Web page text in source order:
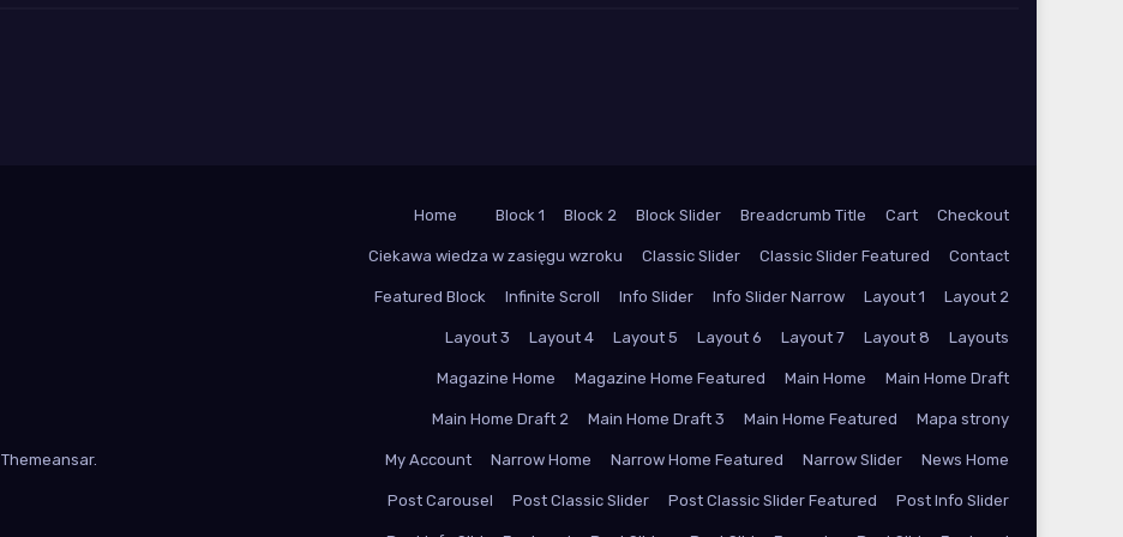
Themeansar.
Home Block 1 Block 2 Block Slider Breadcrumb Title Cart Checkout
Ciekawa wiedza w zasięgu wzroku Classic Slider Classic Slider Featured Contact
Featured Block Infinite Scroll Info Slider Info Slider Narrow Layout 1 Layout 2
Layout 3 Layout 4 Layout 5 Layout 6 Layout 7 Layout 8 Layouts
Magazine Home Magazine Home Featured Main Home Main Home Draft
Main Home Draft 2 Main Home Draft 3 Main Home Featured Mapa strony
My Account Narrow Home Narrow Home Featured Narrow Slider News Home
Post Carousel Post Classic Slider Post Classic Slider Featured Post Info Slider